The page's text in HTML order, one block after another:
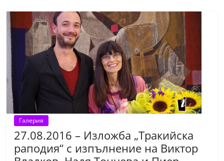
Галерия
27.08.2016 – Изложба „Тракийска
раподия“ с изпълнение на Виктор